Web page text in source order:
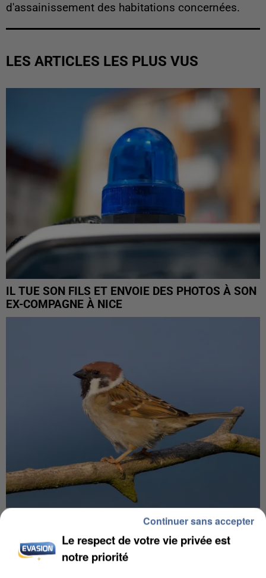
d'assainissement des habitations concernées.
LES ARTICLES LES PLUS VUS
IL TUE SON FILS ET ENVOIE DES PHOTOS À SON
EX-COMPAGNE À NICE
APRÈS TOUTES CES CANICULES, LES REFUGES
DE FAUNE SAUVAGE SONT...
Le respect de votre vie privée est
notre priorité
Continuer sans accepter